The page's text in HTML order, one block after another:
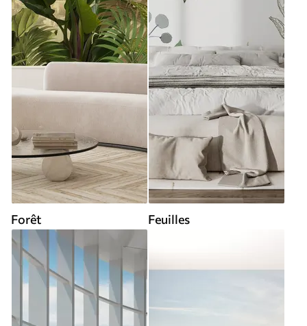
Forêt Feuilles